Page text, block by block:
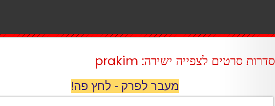
סדרות סרטים לצפייה ישירה: prakim
מעבר לפרק - לחץ פה!